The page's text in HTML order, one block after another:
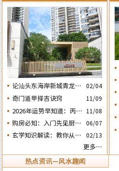
论汕头东海岸新城青龙白
虎砂和明堂案山的风水态
势
02/04
奇门遁甲择吉诀窍 11/09
2026年运势早知道：丙午
年运势不好的4个日期出
生人之一‘戊子’ 日
11/08
购房必知：入门先见厨房
餐厅的户型隐藏着那些弊
害？
06/07
玄学知识解读：教你从袁
正确看八字命局
02/13
更多…
热点资讯—风水趣闻